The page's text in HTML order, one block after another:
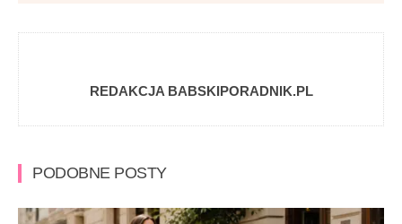
REDAKCJA BABSKIPORADNIK.PL
PODOBNE POSTY